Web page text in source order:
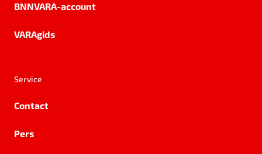
BNNVARA-account
VARAgids
Service
Contact
Pers